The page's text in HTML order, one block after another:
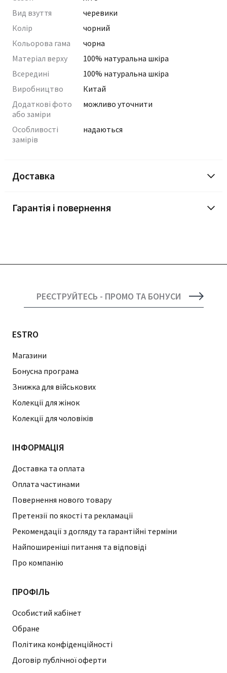
Вид взуття
черевики
Колір
чорний
Кольорова гама
чорна
Матеріал верху
100% натуральна шкіра
Всередині
100% натуральна шкіра
Виробництво
Китай
Додаткові фото
або заміри
можливо уточнити
Особливості
замірів
надаються
Доставка
Гарантія і повернення
РЕЄСТРУЙТЕСЬ - ПРОМО ТА БОНУСИ
ESTRO
Магазини
Бонусна програма
Знижка для військових
Колекції для жінок
Колекції для чоловіків
ІНФОРМАЦІЯ
Доставка та оплата
Оплата частинами
Повернення нового товару
Претензії по якості та рекламації
Рекомендації з догляду та гарантійні терміни
Найпоширеніші питання та відповіді
Про компанію
ПРОФІЛЬ
Особистий кабінет
Обране
Політика конфіденційності
Договір публічної оферти